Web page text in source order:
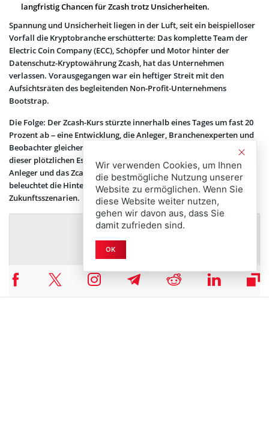
langfristig Chancen für Zcash trotz Unsicherheiten.
Spannung und Unsicherheit liegen in der Luft, seit ein beispielloser
Vorfall die Kryptobranche erschütterte: Das komplette Team der
Electric Coin Company (ECC), Schöpfer und Motor hinter der
Datenschutz-Kryptowährung Zcash, hat das Unternehmen
verlassen. Vorausgegangen war ein heftiger Streit mit den
Aufsichtsräten des begleitenden Non-Profit-Unternehmens
Bootstrap.
Die Folge: Der Zcash-Kurs stürzte innerhalb eines Tages um fast 20
Prozent ab – eine Entwicklung, die Anleger, Branchenexperten und
Beobachter gleichermaßen alarmiert. Was steckt wirklich hinter
dieser plötzlichen Eskalation? Welche Auswirkungen sind für
Anleger und das Zcash-Ökosystem zu erwarten? Dieses Dossier
beleuchtet die Hintergründe und gibt einen Ausblick auf mögliche
Zukunftsszenarien.
Wir verwenden Cookies, um Ihnen
die bestmögliche Nutzung unserer
Website zu ermöglichen. Wenn Sie
diese Website weiter nutzen,
gehen wir davon aus, dass Sie
damit zufrieden sind.
OK